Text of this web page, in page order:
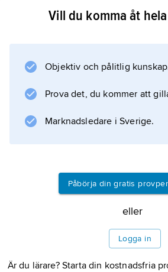
Information om artikeln
Vill du komma åt
Objektiv och pålitlig
Prova det, du kommer att
Marknadsledare i Sverige.
Påbörja din gratis
eller
Logga in
Är du lärare? Starta din kostnadsfria